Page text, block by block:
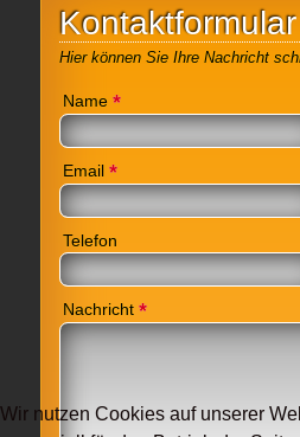
Kontaktformular
Hier können Sie Ihre Nachricht
Name *
Email *
Telefon
Nachricht *
Wir nutzen Cookies auf unserer